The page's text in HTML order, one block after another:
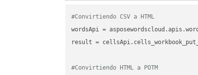
#Convirtiendo CSV a HTML
wordsApi =
result =
#Convirtiendo HTML a POTM